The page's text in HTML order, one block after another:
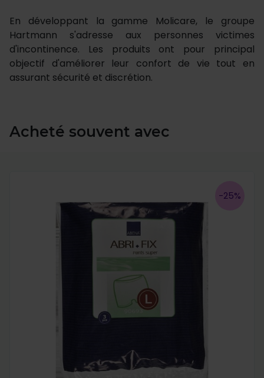
En développant la gamme Molicare, le groupe
Hartmann s'adresse aux personnes victimes
d'incontinence. Les produits ont pour principal
objectif d'améliorer leur confort de vie tout en
assurant sécurité et discrétion.
Acheté souvent avec
-25%